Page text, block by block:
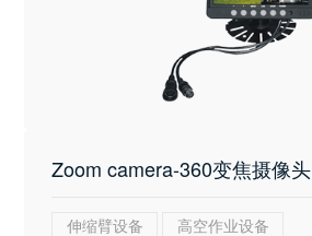
Zoom camera-360变焦摄像头
伸缩臂设备 高空作业设备